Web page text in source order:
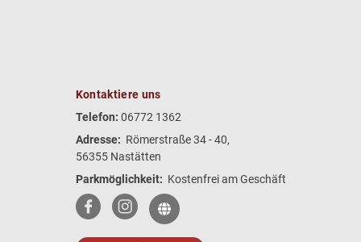
Kontaktiere uns
Telefon: 06772 1362
Adresse: Römerstraße 34 - 40,
56355 Nastätten
Parkmöglichkeit: Kostenfrei am Geschäft